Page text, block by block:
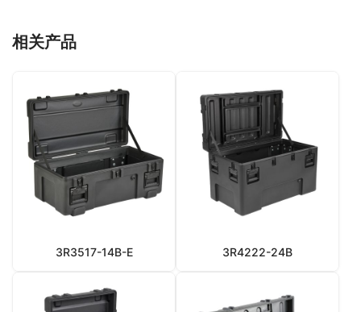
相关产品
3R3517-14B-E 3R4222-24B